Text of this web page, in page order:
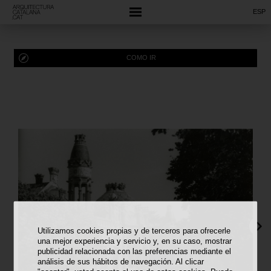
Utilizamos cookies propias y de terceros para ofrecerle
una mejor experiencia y servicio y, en su caso, mostrar
publicidad relacionada con las preferencias mediante el
análisis de sus hábitos de navegación. Al clicar
ESP
COMO IR